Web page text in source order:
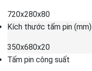
720x280x80
Kích thước tấm pin (mm)
350x680x20
Tấm pin công suất